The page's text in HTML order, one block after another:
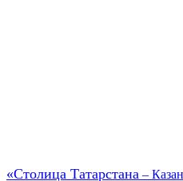
«Столица Татарстана –